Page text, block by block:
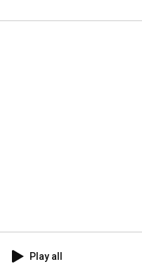
Play all